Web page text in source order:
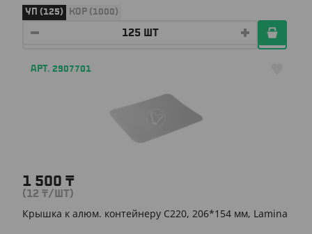
УП (125) КОР (1000)
АРТ. 2907701
1 500 ₸
(12 ₸/ШТ)
Крышка к алюм. контейнеру С220, 206*154 мм, Lamina